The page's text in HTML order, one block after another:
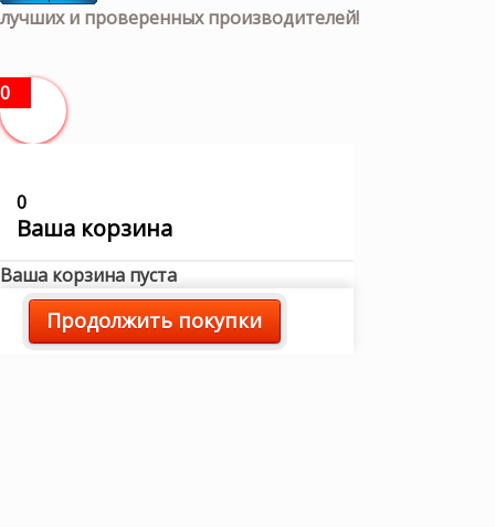
лучших и проверенных производителей!
0
0
Ваша корзина
Ваша корзина пуста
Продолжить покупки